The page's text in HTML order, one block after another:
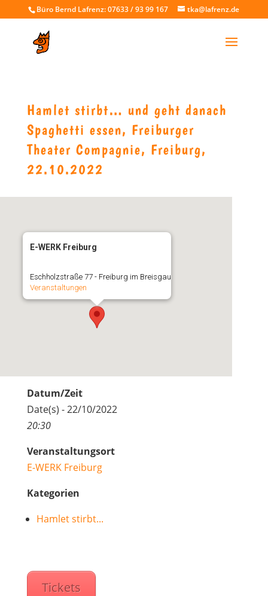
Büro Bernd Lafrenz: 07633 / 93 99 167 tka@lafrenz.de
Hamlet stirbt… und geht danach
Spaghetti essen, Freiburger
Theater Compagnie, Freiburg,
22.10.2022
E-WERK Freiburg
Eschholzstraße 77 - Freiburg im Breisgau
Veranstaltungen
Datum/Zeit
Date(s) - 22/10/2022
20:30
Veranstaltungsort
E-WERK Freiburg
Kategorien
Hamlet stirbt...
Tickets